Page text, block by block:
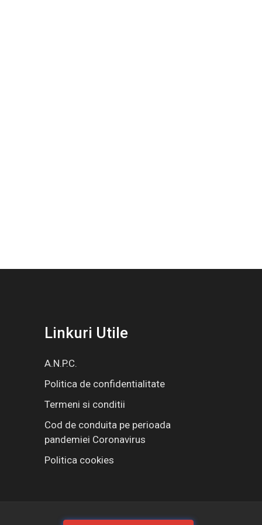
Linkuri Utile
A.N.P.C.
Politica de confidentialitate
Termeni si conditii
Cod de conduita pe perioada
pandemiei Coronavirus
Politica cookies